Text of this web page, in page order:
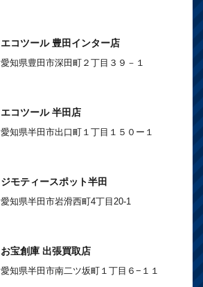
エコツール 豊田インター店
愛知県豊田市深田町２丁目３９－１
エコツール 半田店
愛知県半田市出口町１丁目１５０ー１
ジモティースポット半田
愛知県半田市岩滑西町4丁目20-1
お宝創庫 出張買取店
愛知県半田市南二ツ坂町１丁目６−１１